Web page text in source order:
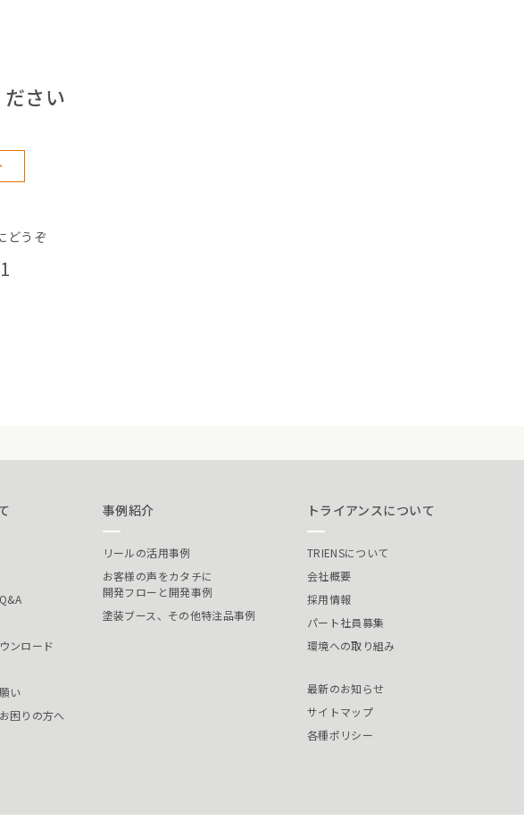
さい
どうぞ
ンロード
い
困りの方へ
事例紹介
リールの活用事例
お客様の声をカタチに
開発フローと開発事例
塗装ブース、その他特注品事例
トライアンスについて
TRIENSについて
会社概要
採用情報
パート社員募集
環境への取り組み
最新のお知らせ
サイトマップ
各種ポリシー